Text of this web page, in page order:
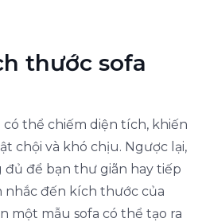
thước sofa
có thể chiếm diện tích, khiến
chội và khó chịu. Ngược lại,
đủ để bạn thư giãn hay tiếp
nhắc đến kích thước của
một mẫu sofa có thể tạo ra